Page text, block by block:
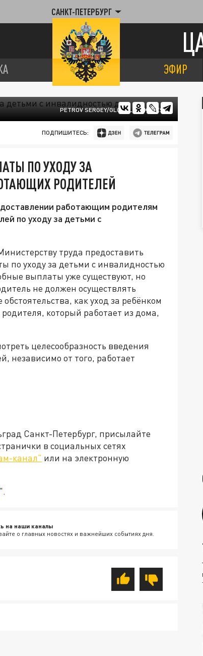
САНКТ-ПЕТЕРБУРГ
ЭФИР
PETROV SERGEY/GLOBALLOOKPRESS
ПОДПИШИТЕСЬ:
ПО УХОДУ ЗА
РОДИТЕЛЕЙ
работающим родителям
по уходу за детьми с
труда предоставить
по уходу за детьми с инвалидностью
выплаты уже существуют, но
не должен осуществлять
как уход за ребёнком
который работает из дома,
целесообразность введения
независимо от того, работает
Санкт-Петербург, присылайте
в социальных сетях
канал" или на электронную
".
на наши каналы
о главных новостях и важнейших событиях дня.